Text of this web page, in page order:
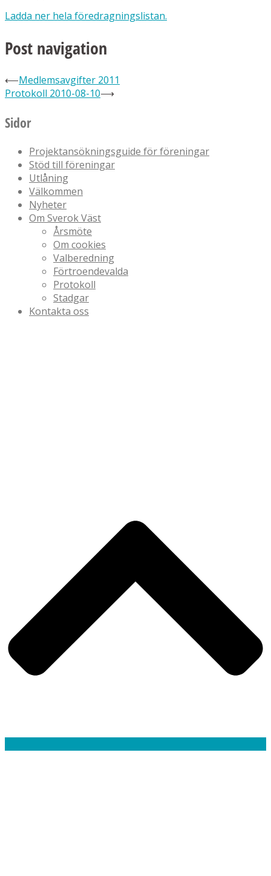
Ladda ner hela föredragningslistan.
Post navigation
⟵Medlemsavgifter 2011
Protokoll 2010-08-10⟶
Sidor
Projektansökningsguide för föreningar
Stöd till föreningar
Utlåning
Välkommen
Nyheter
Om Sverok Väst
Årsmöte
Om cookies
Valberedning
Förtroendevalda
Protokoll
Stadgar
Kontakta oss